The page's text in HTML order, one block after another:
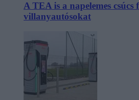
A TEA is a napelemes csúcs
villanyautósokat